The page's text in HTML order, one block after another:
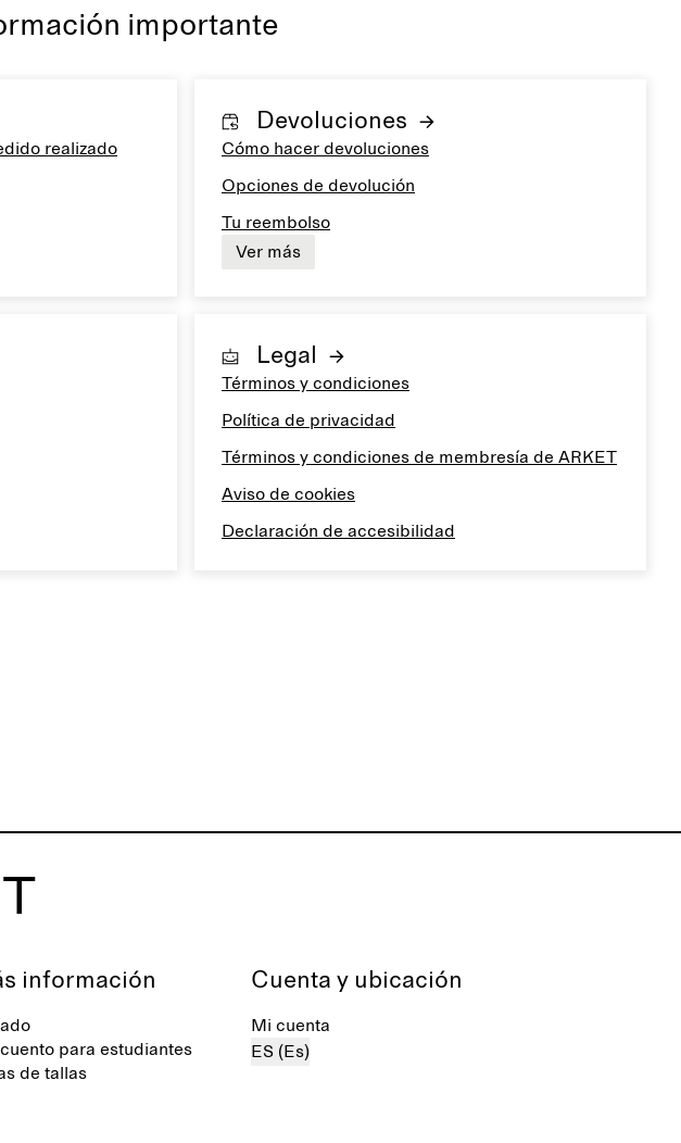
importante
realizado
Devoluciones
Cómo hacer devoluciones
Opciones de devolución
Tu reembolso
Ver más
Legal
Términos y condiciones
Política de privacidad
Términos y condiciones de membresía de ARKET
Aviso de cookies
Declaración de accesibilidad
información
para estudiantes
de tallas
Cuenta y ubicación
Mi cuenta
ES (Es)